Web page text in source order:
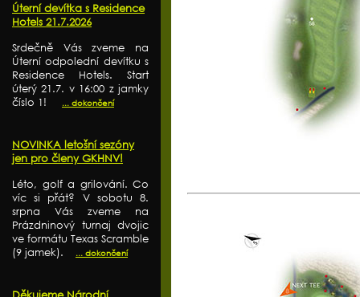
Úterní devítka s Residence
Hotels 21.7.2026
Srdečně Vás zveme na
Úterní odpolední devítku s
Residence Hotels. Start
úterý 21.7. v 16:00 z jamky
číslo 1!
... dokončení
NOVINKA letošní sezóny
jen pro členy GKHNV!
Léto, golf a grilování. Co
víc si přát? V sobotu 8.
srpna Vás zveme na
Prázdninový turnaj dvojic
ve formátu Texas Scramble
(9 jamek).
... dokončení